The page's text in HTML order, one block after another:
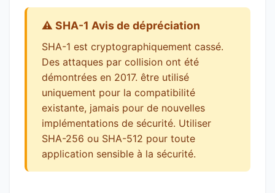
⚠️ SHA-1 Avis de dépréciation
SHA-1 est cryptographiquement cassé.
Des attaques par collision ont été
démontrées en 2017. être utilisé
uniquement pour la compatibilité
existante, jamais pour de nouvelles
implémentations de sécurité. Utiliser
SHA-256 ou SHA-512 pour toute
application sensible à la sécurité.